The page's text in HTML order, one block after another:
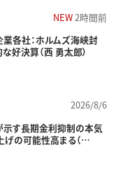
NEW2時間前
各社：ホルムズ海峡封
好決算（西 勇太郎）
2026/8/6
示す長期金利抑制の本気
げの可能性高まる（…